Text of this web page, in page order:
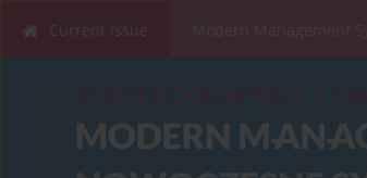
Current issue